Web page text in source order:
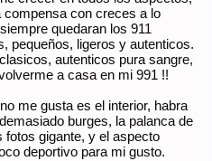
compensa con creces a lo
quedaran los 911
pequeños, ligeros y autenticos.
autenticos pura sangre,
a casa en mi 991 !!
me gusta es el interior, habra
burges, la palanca de
gigante, y el aspecto
deportivo para mi gusto.